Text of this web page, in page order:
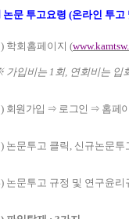
논문 투고요령 (온라인 투고
학회홈페이지 (
가입비는 1 회, 연회비는 입
회원가입 ⇒ 로그인 ⇒ 홈페
논문투고 클릭 , 신규논문투
논문투고 규정 및 연구윤리